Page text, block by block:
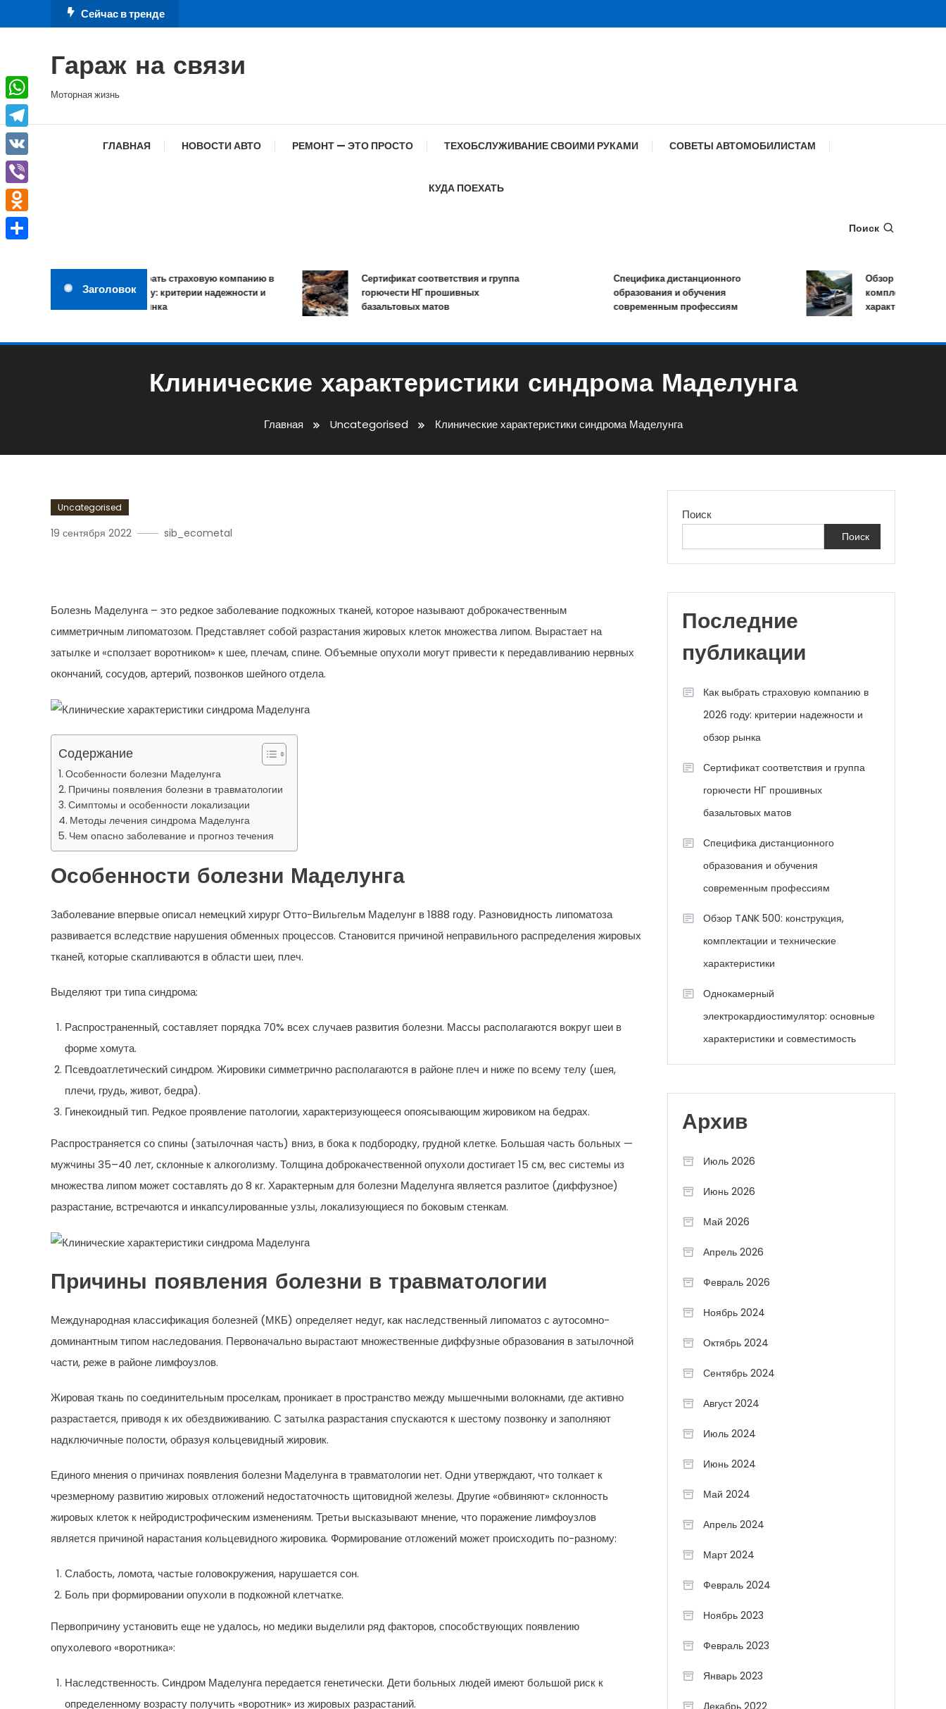
к
Сейчас в тренде
Гараж на связи
Моторная жизнь
ГЛАВНАЯ НОВОСТИ АВТО РЕМОНТ — ЭТО ПРОСТО ТЕХОБСЛУЖИВАНИЕ СВОИМИ РУКАМИ СОВЕТЫ АВТОМОБИЛИСТАМ
КУДА ПОЕХАТЬ
Поиск
Заголовок
Как выбрать страховую компанию в
2026 году: критерии надежности и
обзор рынка
Сертификат соответствия и группа
горючести НГ прошивных
базальтовых матов
Специфика дистанционного
образования и обучения
современным профессиям
Обзор TANK 500:
комплектации и
характеристики
Клинические характеристики синдрома Маделунга
Главная Uncategorised Клинические характеристики синдрома Маделунга
Uncategorised
19 сентября 2022 sib_ecometal
Болезнь Маделунга – это редкое заболевание подкожных тканей, которое называют доброкачественным
симметричным липоматозом. Представляет собой разрастания жировых клеток множества липом. Вырастает на
затылке и «сползает воротником» к шее, плечам, спине. Объемные опухоли могут привести к передавливанию нервных
окончаний, сосудов, артерий, позвонков шейного отдела.
Содержание
Особенности болезни Маделунга
Причины появления болезни в травматологии
Симптомы и особенности локализации
Методы лечения синдрома Маделунга
Чем опасно заболевание и прогноз течения
Особенности болезни Маделунга
Заболевание впервые описал немецкий хирург Отто-Вильгельм Маделунг в 1888 году. Разновидность липоматоза
развивается вследствие нарушения обменных процессов. Становится причиной неправильного распределения жировых
тканей, которые скапливаются в области шеи, плеч.
Выделяют три типа синдрома:
Распространенный, составляет порядка 70% всех случаев развития болезни. Массы располагаются вокруг шеи в
форме хомута.
Псевдоатлетический синдром. Жировики симметрично располагаются в районе плеч и ниже по всему телу (шея,
плечи, грудь, живот, бедра).
Гинекоидный тип. Редкое проявление патологии, характеризующееся опоясывающим жировиком на бедрах.
Распространяется со спины (затылочная часть) вниз, в бока к подбородку, грудной клетке. Большая часть больных —
мужчины 35–40 лет, склонные к алкоголизму. Толщина доброкачественной опухоли достигает 15 см, вес системы из
множества липом может составлять до 8 кг. Характерным для болезни Маделунга является разлитое (диффузное)
разрастание, встречаются и инкапсулированные узлы, локализующиеся по боковым стенкам.
Причины появления болезни в травматологии
Международная классификация болезней (МКБ) определяет недуг, как наследственный липоматоз с аутосомно-
доминантным типом наследования. Первоначально вырастают множественные диффузные образования в затылочной
части, реже в районе лимфоузлов.
Жировая ткань по соединительным проселкам, проникает в пространство между мышечными волокнами, где активно
разрастается, приводя к их обездвиживанию. С затылка разрастания спускаются к шестому позвонку и заполняют
надключичные полости, образуя кольцевидный жировик.
Единого мнения о причинах появления болезни Маделунга в травматологии нет. Одни утверждают, что толкает к
чрезмерному развитию жировых отложений недостаточность щитовидной железы. Другие «обвиняют» склонность
жировых клеток к нейродистрофическим изменениям. Третьи высказывают мнение, что поражение лимфоузлов
является причиной нарастания кольцевидного жировика. Формирование отложений может происходить по-разному:
Слабость, ломота, частые головокружения, нарушается сон.
Боль при формировании опухоли в подкожной клетчатке.
Первопричину установить еще не удалось, но медики выделили ряд факторов, способствующих появлению
опухолевого «воротника»:
Наследственность. Синдром Маделунга передается генетически. Дети больных людей имеют большой риск к
определенному возрасту получить «воротник» из жировых разрастаний.
Поиск
Поиск
Последние
публикации
Как выбрать страховую компанию в
2026 году: критерии надежности и
обзор рынка
Сертификат соответствия и группа
горючести НГ прошивных
базальтовых матов
Специфика дистанционного
образования и обучения
современным профессиям
Обзор TANK 500: конструкция,
комплектации и технические
характеристики
Однокамерный
электрокардиостимулятор: основные
характеристики и совместимость
Архив
Июль 2026
Июнь 2026
Май 2026
Апрель 2026
Февраль 2026
Ноябрь 2024
Октябрь 2024
Сентябрь 2024
Август 2024
Июль 2024
Июнь 2024
Май 2024
Апрель 2024
Март 2024
Февраль 2024
Ноябрь 2023
Февраль 2023
Январь 2023
Декабрь 2022
WhatsApp
Telegram
VK
Viber
Odnoklassniki